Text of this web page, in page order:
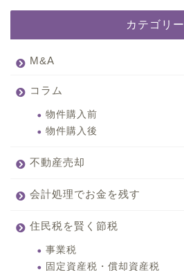
カテゴリー
M&A
コラム
物件購入前
物件購入後
不動産売却
会計処理でお金を残す
住民税を賢く節税
事業税
固定資産税・償却資産税